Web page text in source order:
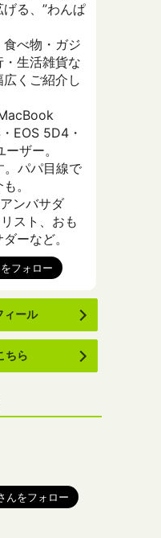
る、”わんぱ
べ物・ガジ
生活雑貨な
くご紹介し
EOS 5D4・
ザー。
。パパ目線で
。
ンバサダ
スト、おも
ーなど。
ィール
ちら